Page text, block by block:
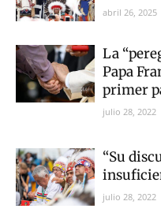
abril 26, 2025
La
Papa
primer
julio 28, 2022
“Su
julio 28, 2022